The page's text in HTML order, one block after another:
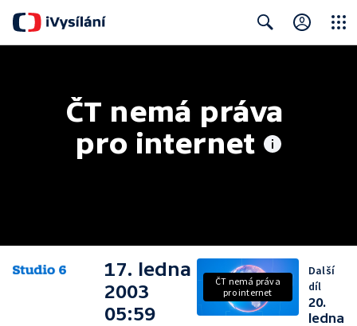
ČT nemá práva
pro internet
17. ledna
2003
05:59
ČT nemá práva
pro internet
Další
díl
20.
ledna